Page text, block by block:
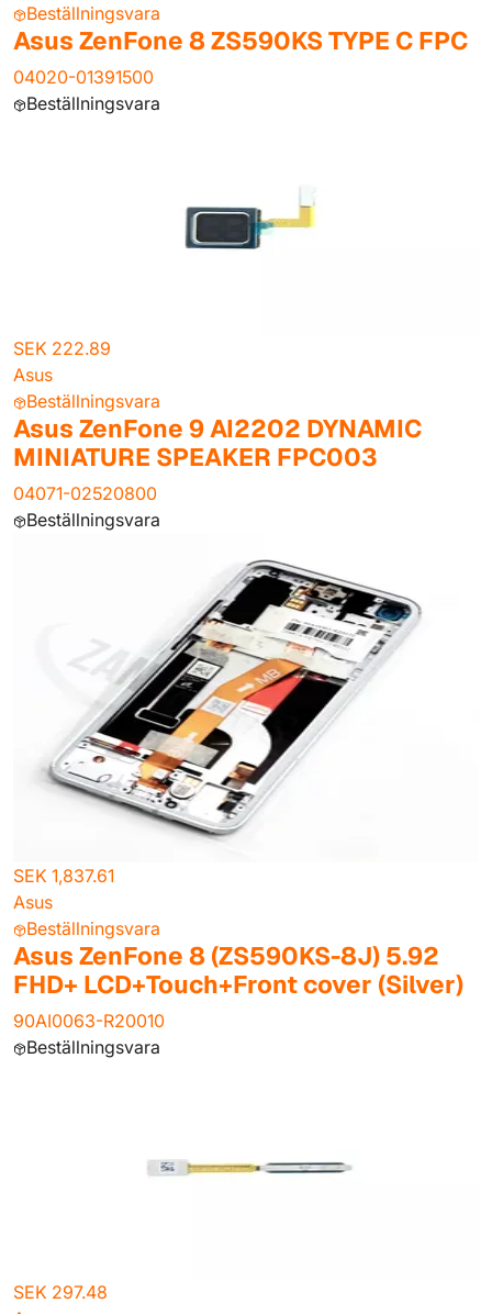
Beställningsvara
Asus ZenFone 8 ZS590KS TYPE C FPC
04020-01391500
Beställningsvara
SEK 222.89
Asus
Beställningsvara
Asus ZenFone 9 AI2202 DYNAMIC
MINIATURE SPEAKER FPC003
04071-02520800
Beställningsvara
SEK 1,837.61
Asus
Beställningsvara
Asus ZenFone 8 (ZS590KS-8J) 5.92
FHD+ LCD+Touch+Front cover (Silver)
90AI0063-R20010
Beställningsvara
SEK 297.48